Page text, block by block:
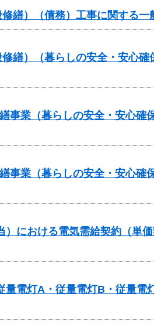
繕）（債務）工事に関する一
繕）（暮らしの安全・安心確
業（暮らしの安全・安心確
業（暮らしの安全・安心確
における電気需給契約（単
電灯A・従量電灯B・従量電